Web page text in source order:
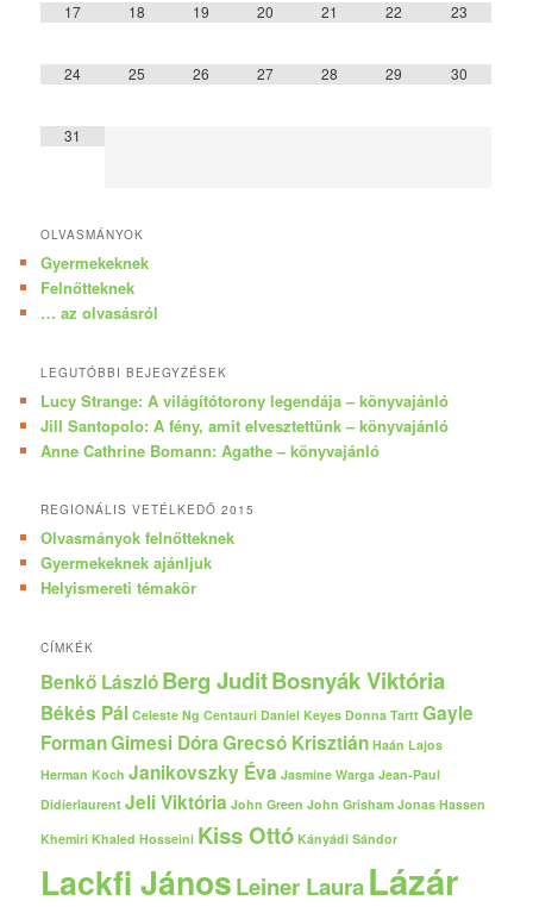
17 18 19 20 21 22 23
24 25 26 27 28 29 30
31
OLVASMÁNYOK
Gyermekeknek
Felnőtteknek
… az olvasásról
LEGUTÓBBI BEJEGYZÉSEK
Lucy Strange: A világítótorony legendája – könyvajánló
Jill Santopolo: A fény, amit elvesztettünk – könyvajánló
Anne Cathrine Bomann: Agathe – könyvajánló
REGIONÁLIS VETÉLKEDŐ 2015
Olvasmányok felnőtteknek
Gyermekeknek ajánljuk
Helyismereti témakör
CÍMKÉK
Benkő LászlóBerg JuditBosnyák Viktória
Békés Pál Celeste Ng Centauri Daniel Keyes Donna Tartt Gayle
FormanGimesi DóraGrecsó Krisztián Haán Lajos
Herman Koch Janikovszky Éva Jasmine Warga Jean-Paul
Didierlaurent Jeli Viktória John Green John Grisham Jonas Hassen
Khemiri Khaled Hosseini Kiss Ottó Kányádi Sándor
Lackfi JánosLeiner LauraLázár